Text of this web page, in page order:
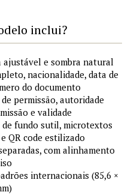
inclui?
ajustável e sombra natural
nacionalidade, data de
do documento
permissão, autoridade
e validade
de fundo sutil, microtextos
QR code estilizado
com alinhamento
internacionais (85,6 ×